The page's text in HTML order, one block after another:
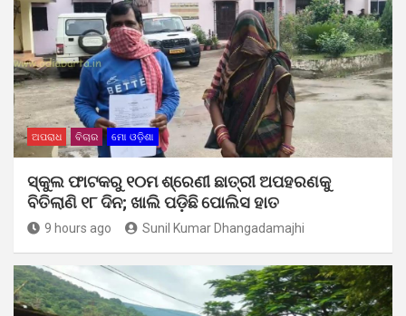
ଅପରାଧ ବିଚାର ମୋ ଓଡ଼ିଶା
ସ୍କୁଲ ଫାଟକରୁ ୧୦ମ ଶ୍ରେଣୀ ଛାତ୍ରୀ ଅପହରଣକୁ
ବିତିଲାଣି ୧୮ ଦିନ; ଖାଲି ପଡ଼ିଛି ପୋଲିସ ହାତ
9 hours ago Sunil Kumar Dhangadamajhi